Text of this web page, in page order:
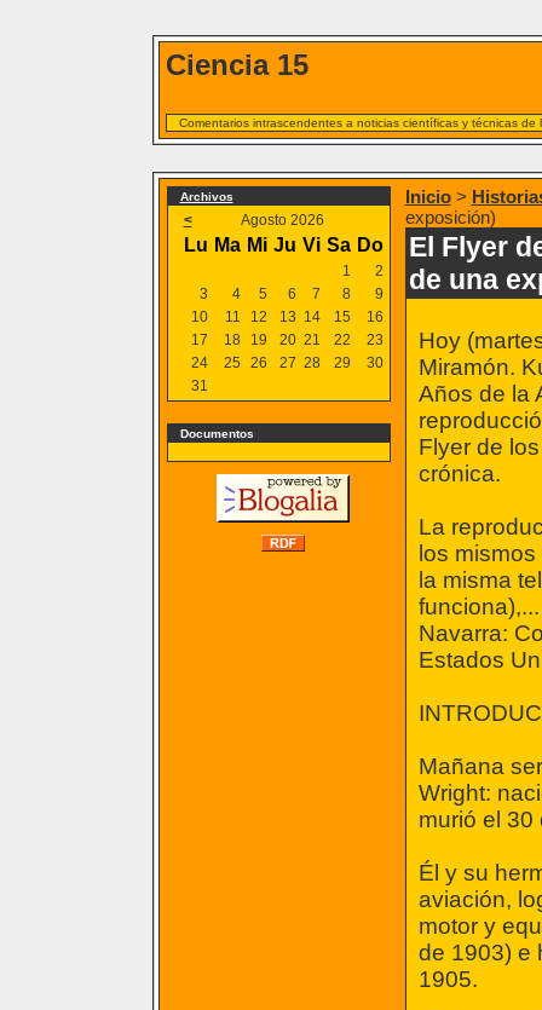
Ciencia 15
Comentarios intrascendentes a noticias científicas y técnicas de
Archivos
< Agosto 2026
Lu Ma Mi Ju Vi Sa Do
1
2
3
4 5 6 7 8
9
10
11 12 13 14 15
16
17
18 19 20 21 22
23
24
25 26 27 28 29
30
31
Documentos
Inicio>
exposición)
El Flyer
de una
Hoy
Miramón.
Años de la
Flyer de
crónica.
La
los
la misma
Navarra:
Estados
Mañana
Wright:
murió el 30
Él y su
aviación,
motor y
de 1903) e
1905.